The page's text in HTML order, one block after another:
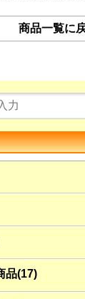
商品一覧に
品(17)